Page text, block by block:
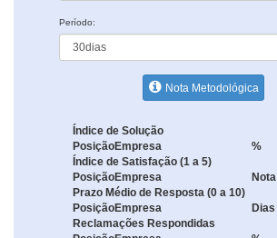
Período:
Nota Metodológica
Índice de Solução
PosiçãoEmpresa
%
Índice de Satisfação (1 a 5)
PosiçãoEmpresa
Nota
Prazo Médio de Resposta (0 a 10)
PosiçãoEmpresa
Dias
Reclamações Respondidas